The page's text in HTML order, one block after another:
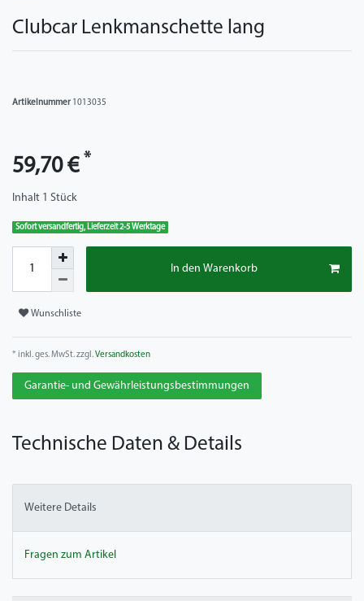
Clubcar Lenkmanschette lang
Artikelnummer 1013035
59,70 € *
Inhalt 1 Stück
Sofort versandfertig, Lieferzeit 2-5 Werktage
In den Warenkorb
Wunschliste
* inkl. ges. MwSt. zzgl.Versandkosten
Garantie- und Gewährleistungsbestimmungen
Technische Daten & Details
Weitere Details
Fragen zum Artikel